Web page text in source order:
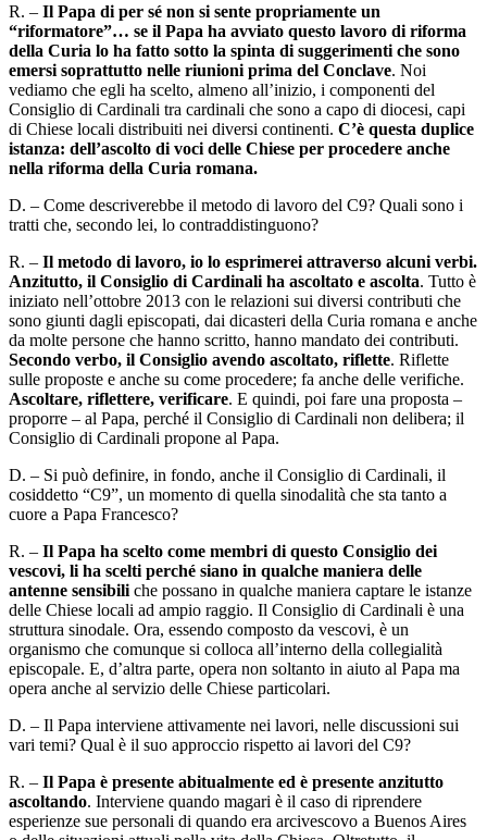
R. – Il Papa di per sé non si sente propriamente un
“riformatore”… se il Papa ha avviato questo lavoro di riforma
della Curia lo ha fatto sotto la spinta di suggerimenti che sono
emersi soprattutto nelle riunioni prima del Conclave. Noi
vediamo che egli ha scelto, almeno all’inizio, i componenti del
Consiglio di Cardinali tra cardinali che sono a capo di diocesi, capi
di Chiese locali distribuiti nei diversi continenti. C’è questa duplice
istanza: dell’ascolto di voci delle Chiese per procedere anche
nella riforma della Curia romana.
D. – Come descriverebbe il metodo di lavoro del C9? Quali sono i
tratti che, secondo lei, lo contraddistinguono?
R. – Il metodo di lavoro, io lo esprimerei attraverso alcuni verbi.
Anzitutto, il Consiglio di Cardinali ha ascoltato e ascolta. Tutto è
iniziato nell’ottobre 2013 con le relazioni sui diversi contributi che
sono giunti dagli episcopati, dai dicasteri della Curia romana e anche
da molte persone che hanno scritto, hanno mandato dei contributi.
Secondo verbo, il Consiglio avendo ascoltato, riflette. Riflette
sulle proposte e anche su come procedere; fa anche delle verifiche.
Ascoltare, riflettere, verificare. E quindi, poi fare una proposta –
proporre – al Papa, perché il Consiglio di Cardinali non delibera; il
Consiglio di Cardinali propone al Papa.
D. – Si può definire, in fondo, anche il Consiglio di Cardinali, il
cosiddetto “C9”, un momento di quella sinodalità che sta tanto a
cuore a Papa Francesco?
R. – Il Papa ha scelto come membri di questo Consiglio dei
vescovi, li ha scelti perché siano in qualche maniera delle
antenne sensibili che possano in qualche maniera captare le istanze
delle Chiese locali ad ampio raggio. Il Consiglio di Cardinali è una
struttura sinodale. Ora, essendo composto da vescovi, è un
organismo che comunque si colloca all’interno della collegialità
episcopale. E, d’altra parte, opera non soltanto in aiuto al Papa ma
opera anche al servizio delle Chiese particolari.
D. – Il Papa interviene attivamente nei lavori, nelle discussioni sui
vari temi? Qual è il suo approccio rispetto ai lavori del C9?
R. – Il Papa è presente abitualmente ed è presente anzitutto
ascoltando. Interviene quando magari è il caso di riprendere
esperienze sue personali di quando era arcivescovo a Buenos Aires